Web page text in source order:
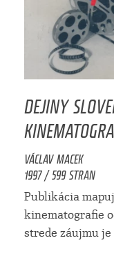
DEJINY
VÁCLAV MACEK
1997 / 599 STRAN
Publikácia
kinematografie
strede záujmu